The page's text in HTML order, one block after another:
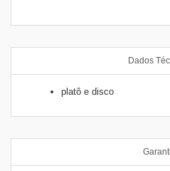
Dados
platô e disco